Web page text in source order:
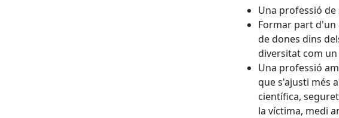
Una professió de
Formar part d'un
de dones dins
diversitat com
Una professió
que s'ajusti més
científica,
la víctima, medi